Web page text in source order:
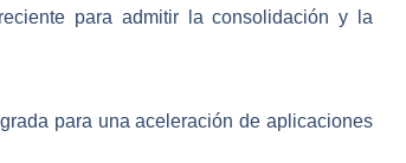
para admitir la consolidación y la
para una aceleración de aplicaciones